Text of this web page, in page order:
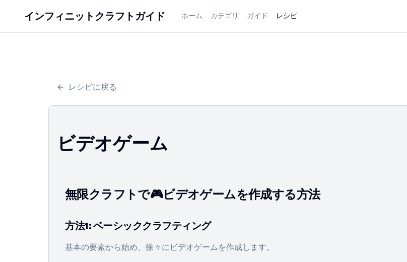
インフィニットクラフトガイド ホーム カテゴリ ガイド レシピ
レシピに戻る
ビデオゲーム
無限クラフトで🎮ビデオゲームを作成する方法
方法1: ベーシッククラフティング
基本の要素から始め、徐々にビデオゲームを作成します。